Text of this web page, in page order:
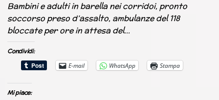
Bambini e adulti in barella nei corridoi, pronto
soccorso preso d’assalto, ambulanze del 118
bloccate per ore in attesa del…
Condividi:
E-mail
WhatsApp Stampa
Mi piace: